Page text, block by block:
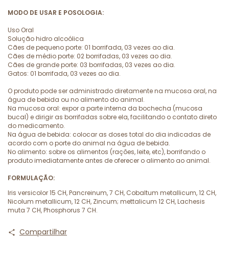
MODO DE USAR E POSOLOGIA:
Uso Oral
Solução hidro alcoólica
Cães de pequeno porte: 01 borrifada, 03 vezes ao dia.
Cães de médio porte: 02 borrifadas, 03 vezes ao dia.
Cães de grande porte: 03 borrifadas, 03 vezes ao dia.
Gatos: 01 borrifada, 03 vezes ao dia.
O produto pode ser administrado diretamente na mucosa oral, na
água de bebida ou no alimento do animal.
Na mucosa oral: expor a parte interna da bochecha (mucosa
bucal) e dirigir as borrifadas sobre ela, facilitando o contato direto
do medicamento.
Na água de bebida: colocar as doses total do dia indicadas de
acordo com o porte do animal na água de bebida.
No alimento: sobre os alimentos (rações, leite, etc), borrifando o
produto imediatamente antes de oferecer o alimento ao animal.
FORMULAÇÃO:
Iris versicolor 15 CH, Pancreinum, 7 CH, Cobaltum metallicum, 12 CH,
Nicolum metallicum, 12 CH, Zincum; mettalicum 12 CH, Lachesis
muta 7 CH, Phosphorus 7 CH.
Compartilhar